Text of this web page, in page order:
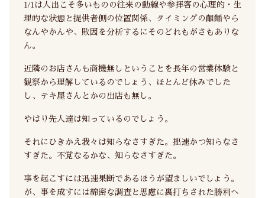
1/1は人出こそ多いものの往来の動線や参拝客の心理的・生
理的な状態と提供者側の位置関係、タイミングの齟齬やら
なんやかんや、敗因を分析するにそのどれもがさもありな
ん。
近隣のお店さんも商機無しということを長年の営業体験と
観察から理解しているのでしょう、ほとんど休みでした
し、テキ屋さんとかの出店も無し。
やはり先人達は知っているのでしょう。
それにひきかえ我々は知らなさすぎた。拙速かつ知らなさ
すぎた。不覚なるかな、知らなさすぎた。
事を起こすには迅速果断であるほうが望ましいでしょう。
が、事を成すには綿密な調査と思慮に裏打ちされた勝利へ